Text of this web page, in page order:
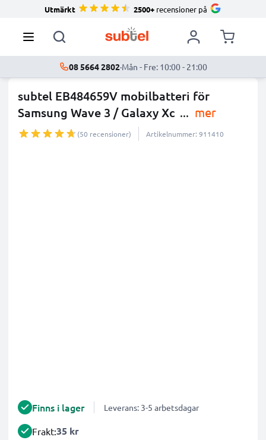
Utmärkt 2500+ recensioner på
08 5664 2802·Mån - Fre: 10:00 - 21:00
subtel EB484659V mobilbatteri för
Samsung Wave 3 / Galaxy Xc ... mer
(50 recensioner) Artikelnummer: 911410
Finns i lager Leverans: 3-5 arbetsdagar
Frakt:35 kr